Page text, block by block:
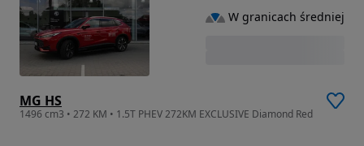
MG HS
1496 cm3 • 272 KM • 1.5T PHEV 272KM EXCLUSIVE Diamond Red
W granicach średniej